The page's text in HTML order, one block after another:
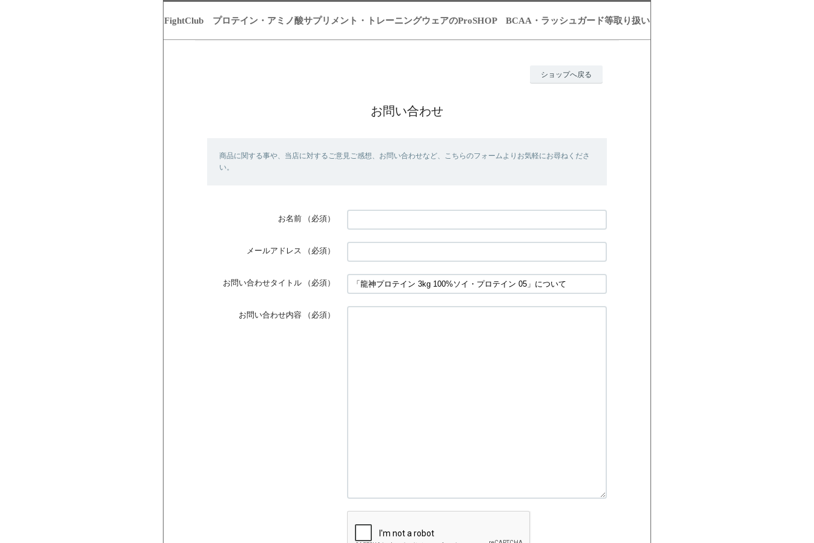
FightClub プロテイン・アミノ酸サプリメント・トレーニングウェアのProSHOP BCAA・ラッシュガード等取り扱い
ショップへ戻る
お問い合わせ
商品に関する事や、当店に対するご意見ご感想、お問い合わせなど、こちらのフォームよりお気軽にお尋ねくださ
い。
お名前 （必須）
メールアドレス （必須）
お問い合わせタイトル （必須）
お問い合わせ内容 （必須）